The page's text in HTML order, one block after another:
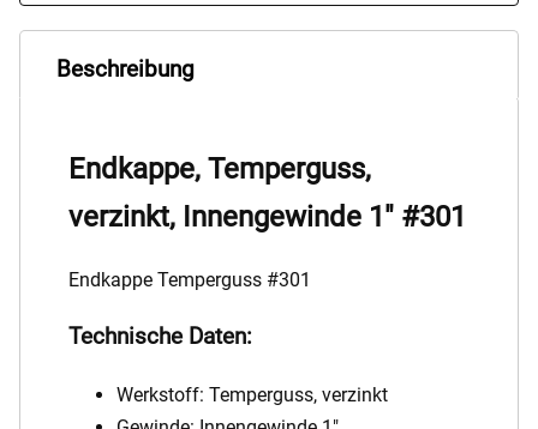
Beschreibung
Endkappe, Temperguss,
verzinkt, Innengewinde 1" #301
Endkappe Temperguss #301
Technische Daten:
Werkstoff: Temperguss, verzinkt